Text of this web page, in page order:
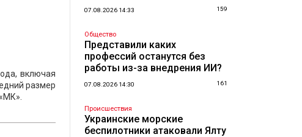
включая
размер
07.08.2026 14:33 159
Общество
Представили каких
профессий останутся без
работы из-за внедрения ИИ?
07.08.2026 14:30 161
Происшествия
Украинские морские
беспилотники атаковали Ялту